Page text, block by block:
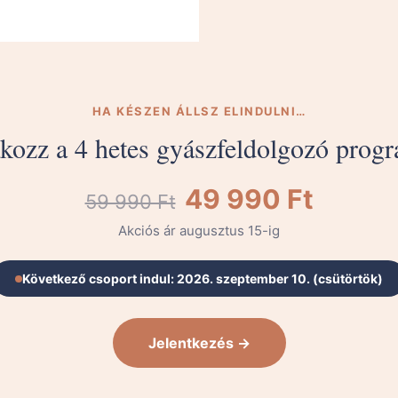
HA KÉSZEN ÁLLSZ ELINDULNI…
a 4 hetes gyászfeldolgozó
59 990 Ft 49 990 Ft
Akciós ár augusztus 15-ig
Következő csoport indul: 2026. szeptember 10. (csütörtök)
Jelentkezés →